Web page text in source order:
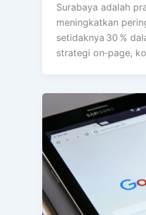
Surabaya adalah
meningkatkan
setidaknya 30 %
strategi on‑page,